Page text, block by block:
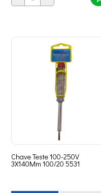
Chave Teste 100-250V
3X140Mm 100/20 5531